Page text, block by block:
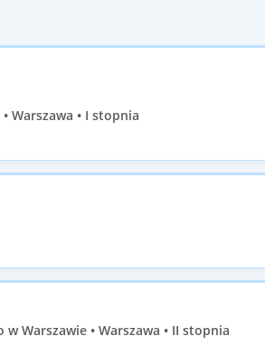
Warszawa • I stopnia
Warszawie • Warszawa • II stopnia